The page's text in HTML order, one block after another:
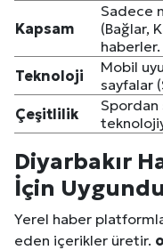
Kapsam
Sadece
(Bağlar,
haberler.
Teknoloji
Mobil
sayfalar
Çeşitlilik
Spordan
Diyarbakır
İçin
Yerel haber
eden içerikler üretir.